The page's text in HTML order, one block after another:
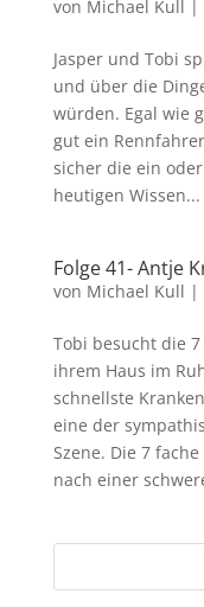
von Michael Kull |
Jasper und Tobi
und über die
würden. Egal wie
gut ein
sicher die ein
heutigen Wissen...
Folge 41- Antje
von Michael Kull |
Tobi besucht die
ihrem Haus im
schnellste
eine der
Szene. Die 7
nach einer